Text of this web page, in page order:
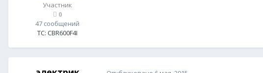
Участник
0
47 сообщений
ТС: CBR600F4I